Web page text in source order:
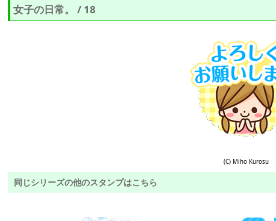
女子の日常。 / 18
(C) Miho Kurosu
同じシリーズの他のスタンプはこちら